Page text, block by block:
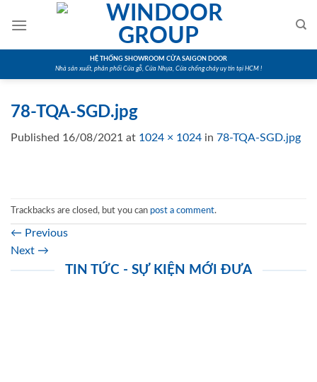
HỆ THỐNG SHOWROOM CỬA SAIGON DOOR
Nhà sản xuất, phân phối Cửa gỗ, Cửa Nhựa, Cửa chống cháy uy tín tại HCM !
78-TQA-SGD.jpg
Published 16/08/2021 at 1024 × 1024 in 78-TQA-SGD.jpg
Trackbacks are closed, but you can post a comment.
← Previous
Next →
TIN TỨC - SỰ KIỆN MỚI ĐƯA